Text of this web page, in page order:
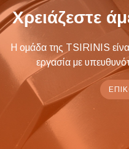
Χρειάζεστε
Η ομάδα της TSIRINIS
εργασία με